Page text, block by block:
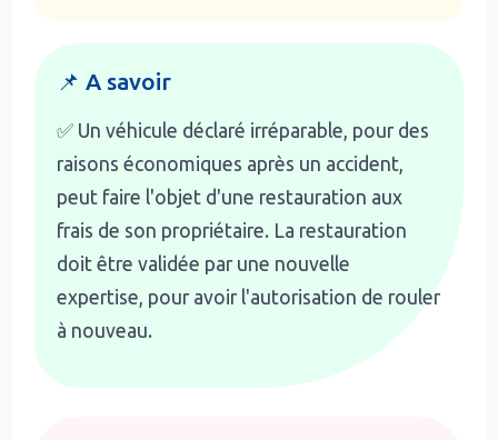
📌 A savoir
✅ Un véhicule déclaré irréparable, pour des
raisons économiques après un accident,
peut faire l'objet d'une restauration aux
frais de son propriétaire. La restauration
doit être validée par une nouvelle
expertise, pour avoir l'autorisation de rouler
à nouveau.